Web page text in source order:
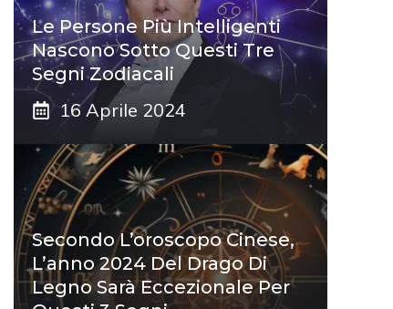
Le Persone Più Intelligenti
Nascono Sotto Questi Tre
Segni Zodiacali
16 Aprile 2024
Secondo L’oroscopo Cinese,
L’anno 2024 Del Drago Di
Legno Sarà Eccezionale Per